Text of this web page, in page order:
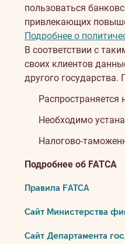
пользоваться
привлекающих
Подробнее о
В соответствии с
своих клиентов
другого
Необходимо
Налогово-
Подробнее об FATCA
Правила FATCA
Сайт Министерства
Сайт Департамента